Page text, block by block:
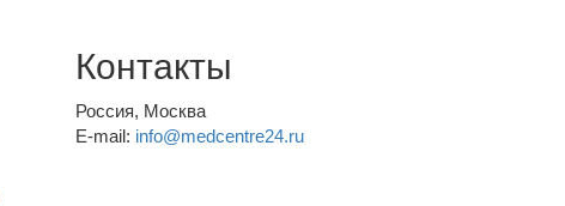
Контакты
Россия, Москва
E-mail: info@medcentre24.ru